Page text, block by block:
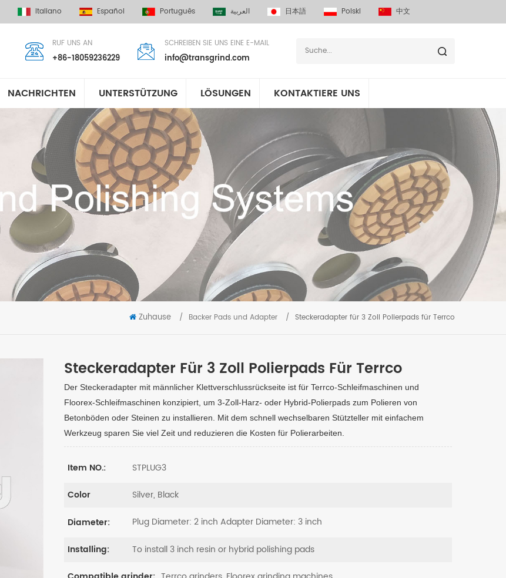
Italiano Español Português العربية 日本語 Polski 中文
RUF UNS AN
+86-18059236229
SCHREIBEN SIE UNS EINE E-MAIL
info@transgrind.com
NACHRICHTEN UNTERSTÜTZUNG LÖSUNGEN KONTAKTIERE UNS
Zuhause / Backer Pads und Adapter / Steckeradapter für 3 Zoll Polierpads für Terrco
Steckeradapter Für 3 Zoll Polierpads Für Terrco
Der Steckeradapter mit männlicher Klettverschlussrückseite ist für Terrco-Schleifmaschinen und
Floorex-Schleifmaschinen konzipiert, um 3-Zoll-Harz- oder Hybrid-Polierpads zum Polieren von
Betonböden oder Steinen zu installieren. Mit dem schnell wechselbaren Stützteller mit einfachem
Werkzeug sparen Sie viel Zeit und reduzieren die Kosten für Polierarbeiten.
Item NO.: STPLUG3
Color Silver, Black
Diameter: Plug Diameter: 2 inch Adapter Diameter: 3 inch
Installing: To install 3 inch resin or hybrid polishing pads